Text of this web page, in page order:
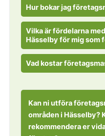
Hur bokar jag
Vilka är fördelarna
Hässelby för mig som
Vad kostar
Kan ni utföra
områden i Hässelby?
rekommendera er